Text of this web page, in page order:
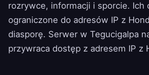
rozrywce, informacji i sporcie. Ich
ograniczone do adresów IP z
diasporę. Serwer w Tegucigalpa
przywraca dostęp z adresem IP z